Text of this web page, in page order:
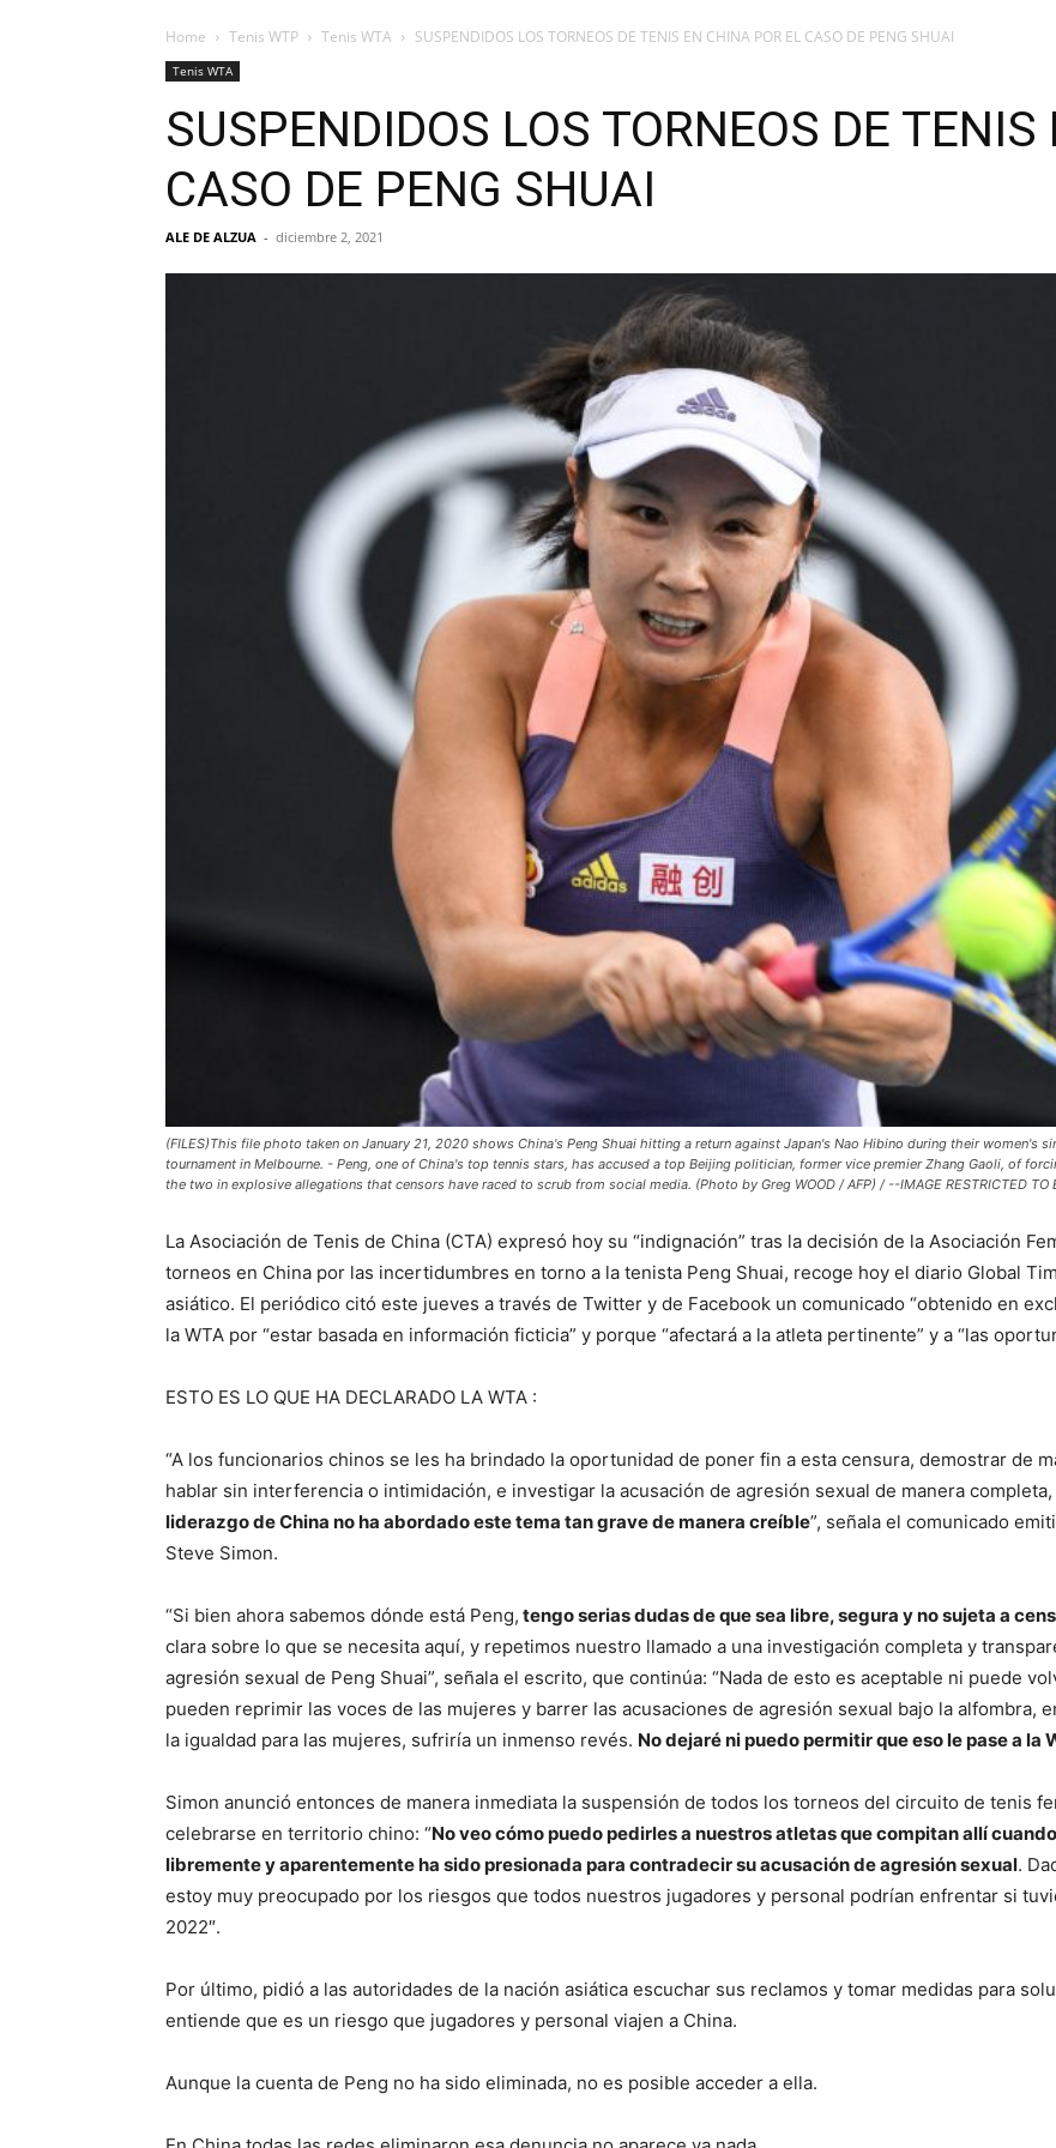
Home Tenis WTP Tenis WTA SUSPENDIDOS LOS TORNEOS DE TENIS EN CHINA POR EL CASO DE PENG SHUAI
Tenis WTA
SUSPENDIDOS LOS TORNEOS DE
CASO DE PENG SHUAI
ALE DE ALZUA - diciembre 2, 2021
(FILES)This file photo taken on January 21, 2020 shows China's Peng Shuai hitting a return against Japan's Nao Hibino during their women's
tournament in Melbourne. - Peng, one of China's top tennis stars, has accused a top Beijing politician, former vice premier Zhang Gaoli, of
the two in explosive allegations that censors have raced to scrub from social media. (Photo by Greg WOOD / AFP) / --IMAGE RESTRICTED TO
La Asociación de Tenis de China (CTA) expresó hoy su “indignación” tras la decisión de la Asociación
torneos en China por las incertidumbres en torno a la tenista Peng Shuai, recoge hoy el diario Global
asiático. El periódico citó este jueves a través de Twitter y de Facebook un comunicado “obtenido en
la WTA por “estar basada en información ficticia” y porque “afectará a la atleta pertinente” y a “las
ESTO ES LO QUE HA DECLARADO LA WTA :
“A los funcionarios chinos se les ha brindado la oportunidad de poner fin a esta censura, demostrar de
hablar sin interferencia o intimidación, e investigar la acusación de agresión sexual de manera
liderazgo de China no ha abordado este tema tan grave de manera creíble”, señala el comunicado
Steve Simon.
“Si bien ahora sabemos dónde está Peng, tengo serias dudas de que sea libre, segura y no sujeta a
clara sobre lo que se necesita aquí, y repetimos nuestro llamado a una investigación completa y
agresión sexual de Peng Shuai”, señala el escrito, que continúa: “Nada de esto es aceptable ni puede
pueden reprimir las voces de las mujeres y barrer las acusaciones de agresión sexual bajo la alfombra,
la igualdad para las mujeres, sufriría un inmenso revés. No dejaré ni puedo permitir que eso le pase a la
Simon anunció entonces de manera inmediata la suspensión de todos los torneos del circuito de tenis
celebrarse en territorio chino: “No veo cómo puedo pedirles a nuestros atletas que compitan allí
libremente y aparentemente ha sido presionada para contradecir su acusación de agresión sexual.
estoy muy preocupado por los riesgos que todos nuestros jugadores y personal podrían enfrentar si
2022″.
Por último, pidió a las autoridades de la nación asiática escuchar sus reclamos y tomar medidas para
entiende que es un riesgo que jugadores y personal viajen a China.
Aunque la cuenta de Peng no ha sido eliminada, no es posible acceder a ella.